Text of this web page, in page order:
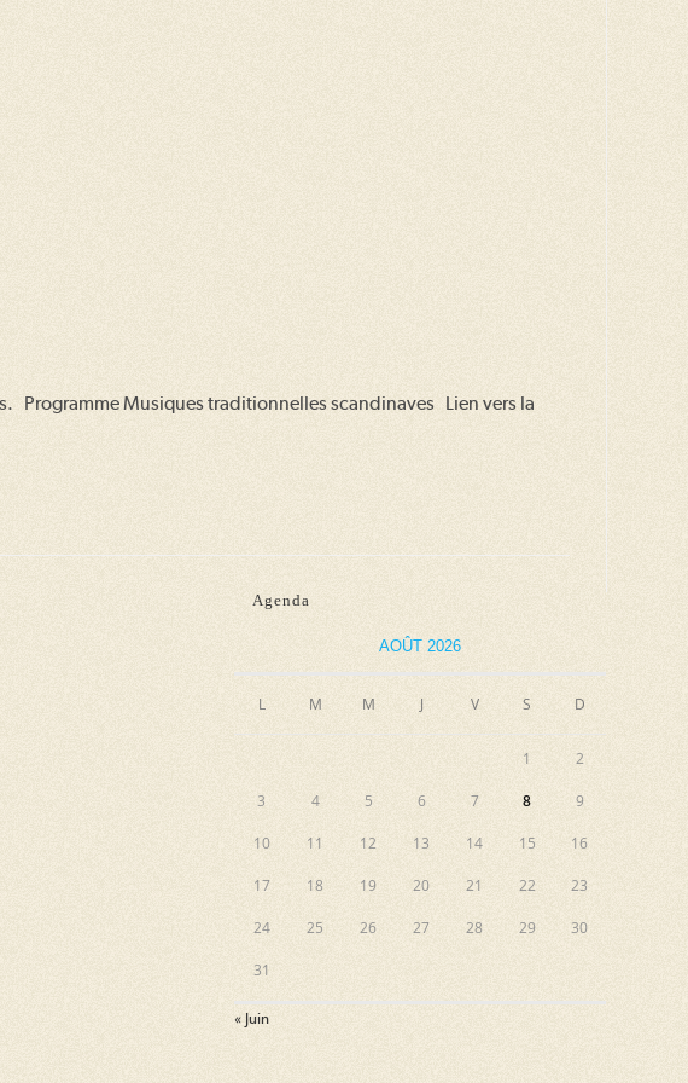
Programme Musiques traditionnelles scandinaves Lien vers la
Agenda
AOÛT 2026
L M M J V S D
1 2
3 4 5 6 7 8 9
10 11 12 13 14 15 16
17 18 19 20 21 22 23
24 25 26 27 28 29 30
31
« Juin